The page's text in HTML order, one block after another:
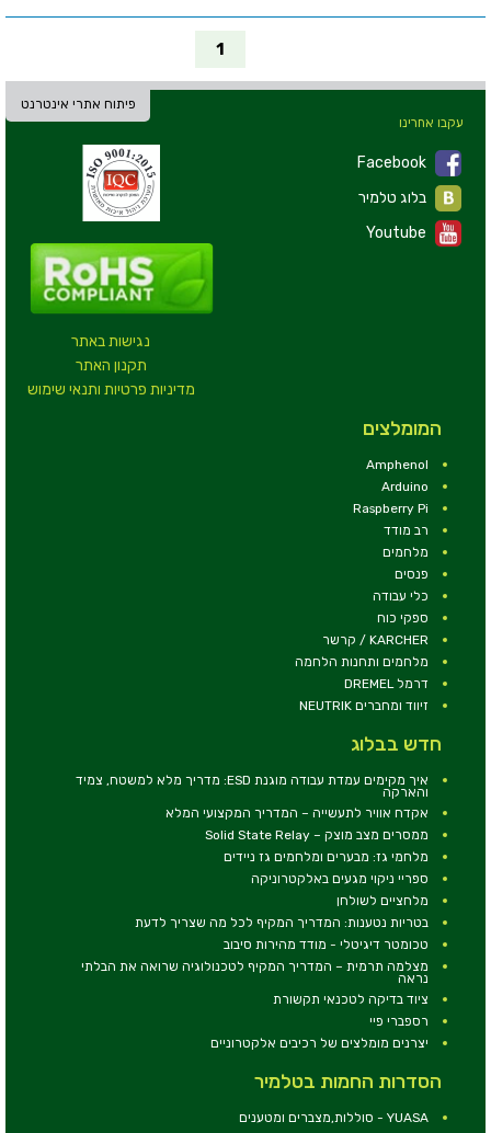
1
פיתוח אתרי אינטרנט
נגישות באתר
תקנון האתר
מדיניות פרטיות ותנאי שימוש
עקבו אחרינו
Facebook
Youtube
המומלצים
Amphenol
Arduino
Raspberry Pi
רב מודד
מלחמים
פנסים
כלי עבודה
ספקי כוח
KARCHER / קרשר
מלחמים ותחנות הלחמה
דרמל DREMEL
זיווד ומחברים NEUTRIK
חדש בבלוג
איך מקימים עמדת עבודה מוגנת ESD: מדריך מלא למשטח, צמיד
והארקה
אקדח אוויר לתעשייה – המדריך המקצועי המלא
ממסרים מצב מוצק – Solid State Relay
מלחמי גז: מבערים ומלחמים גז ניידים
ספריי ניקוי מגעים באלקטרוניקה
מלחציים לשולחן
בטריות נטענות: המדריך המקיף לכל מה שצריך לדעת
טכומטר דיגיטלי - מודד מהירות סיבוב
מצלמה תרמית – המדריך המקיף לטכנולוגיה שרואה את הבלתי
נראה
ציוד בדיקה לטכנאי תקשורת
רספברי פיי
יצרנים מומלצים של רכיבים אלקטרוניים
הסדרות החמות בטלמיר
YUASA - סוללות,מצברים ומטענים